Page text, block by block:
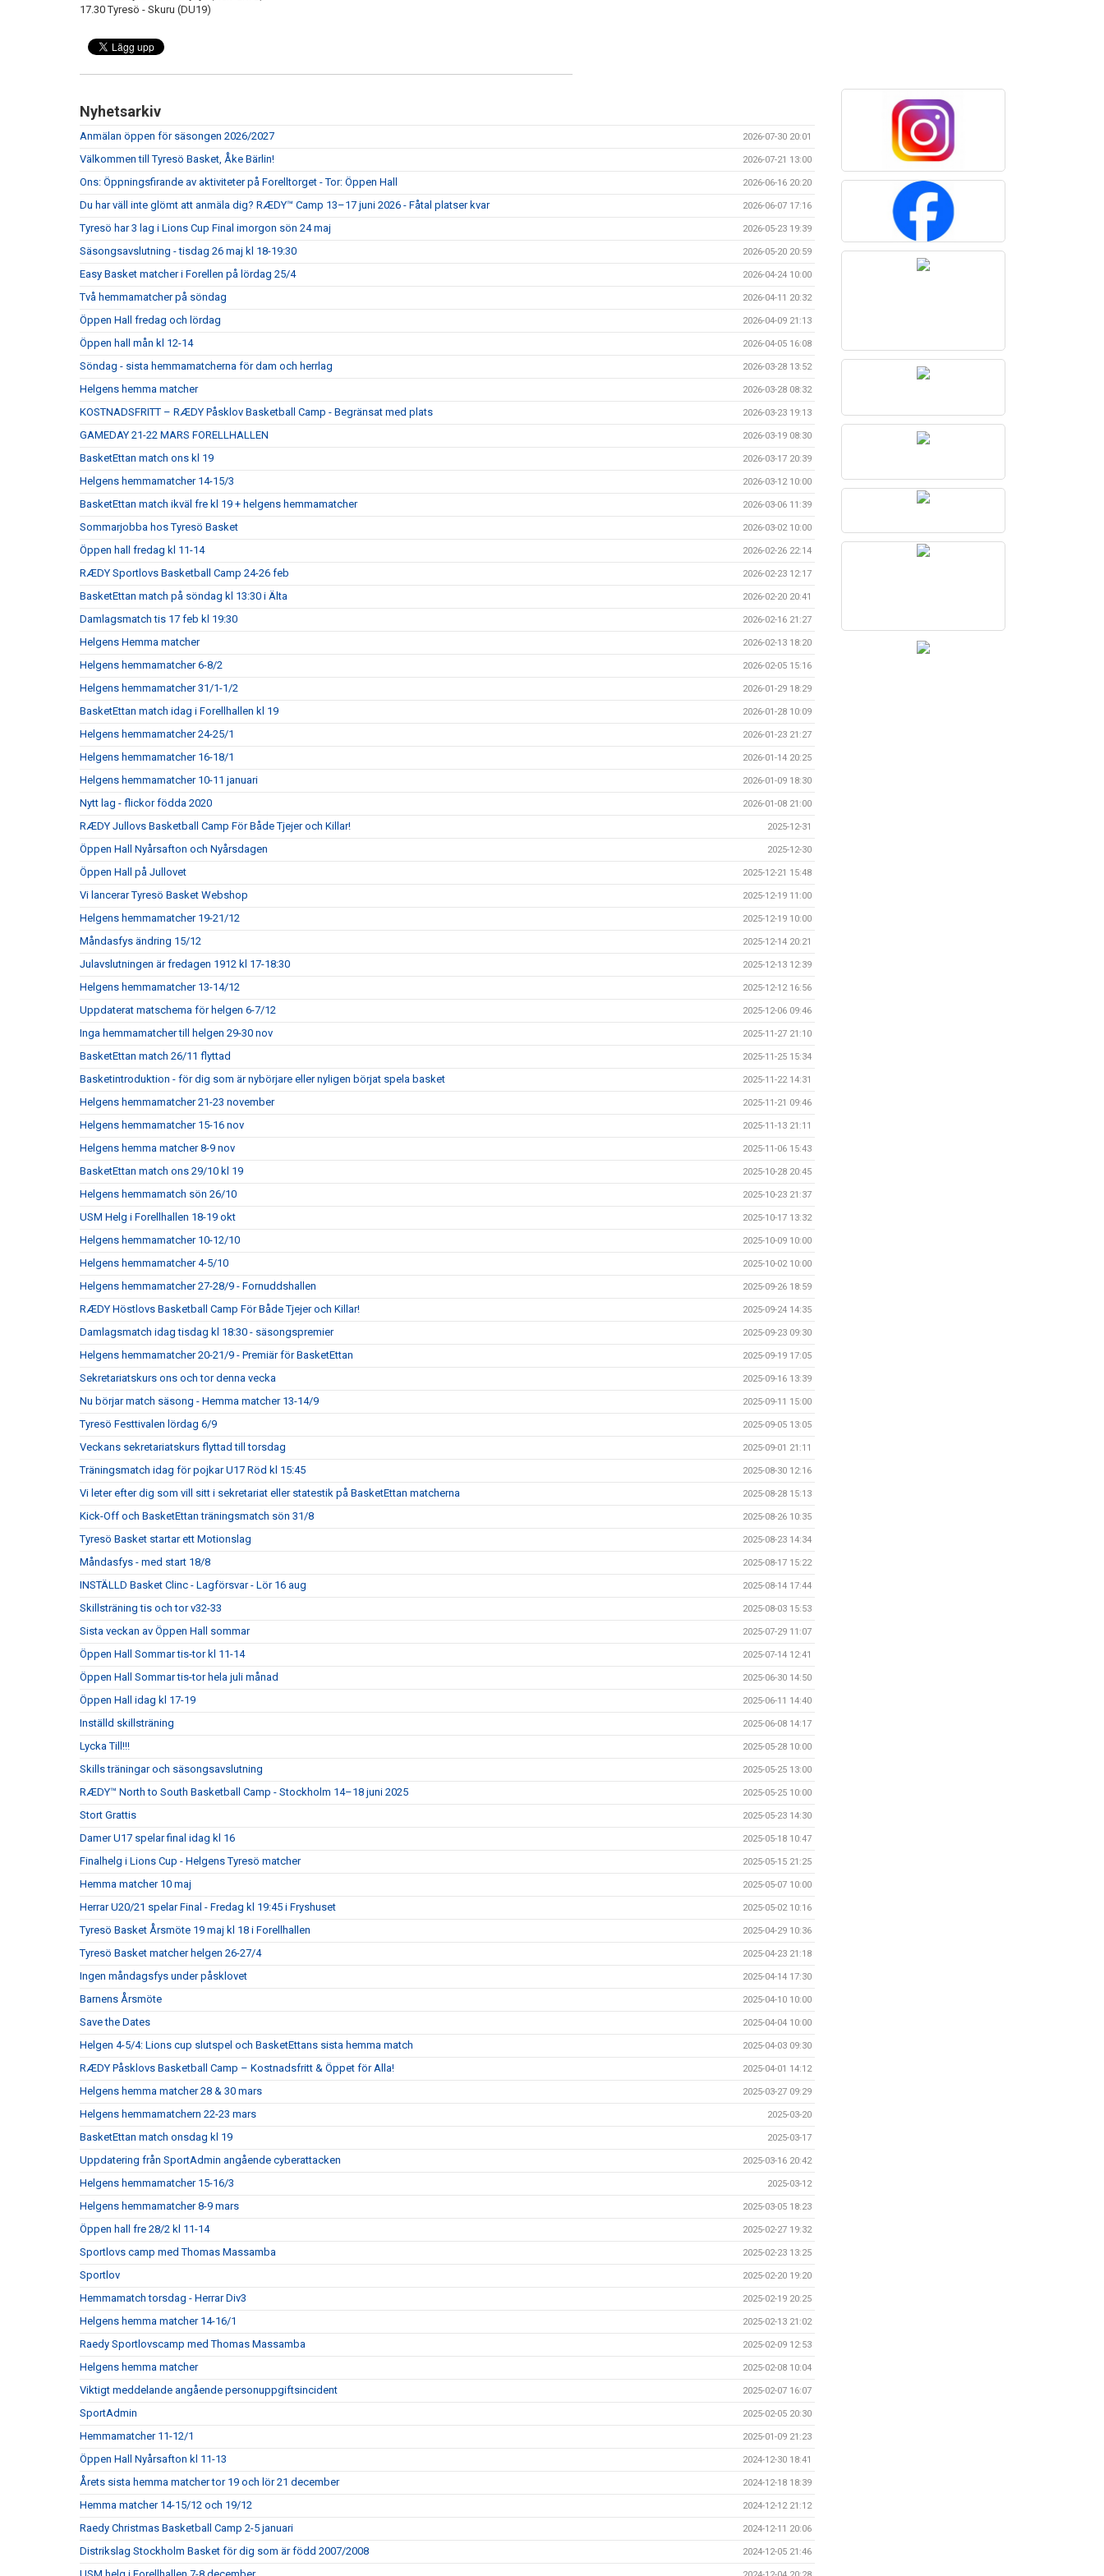
17.30 Tyresö - Skuru (DU19)
Nyhetsarkiv
Anmälan öppen för säsongen 2026/2027 2026-07-30 20:01
Välkommen till Tyresö Basket, Åke Bärlin! 2026-07-21 13:00
Ons: Öppningsfirande av aktiviteter på Forelltorget - Tor: Öppen Hall 2026-06-16 20:20
Du har väll inte glömt att anmäla dig? RÆDY™ Camp 13–17 juni 2026 - Fåtal platser kvar 2026-06-07 17:16
Tyresö har 3 lag i Lions Cup Final imorgon sön 24 maj 2026-05-23 19:39
Säsongsavslutning - tisdag 26 maj kl 18-19:30 2026-05-20 20:59
Easy Basket matcher i Forellen på lördag 25/4 2026-04-24 10:00
Två hemmamatcher på söndag 2026-04-11 20:32
Öppen Hall fredag och lördag 2026-04-09 21:13
Öppen hall mån kl 12-14 2026-04-05 16:08
Söndag - sista hemmamatcherna för dam och herrlag 2026-03-28 13:52
Helgens hemma matcher 2026-03-28 08:32
KOSTNADSFRITT – RÆDY Påsklov Basketball Camp - Begränsat med plats 2026-03-23 19:13
GAMEDAY 21-22 MARS FORELLHALLEN 2026-03-19 08:30
BasketEttan match ons kl 19 2026-03-17 20:39
Helgens hemmamatcher 14-15/3 2026-03-12 10:00
BasketEttan match ikväl fre kl 19 + helgens hemmamatcher 2026-03-06 11:39
Sommarjobba hos Tyresö Basket 2026-03-02 10:00
Öppen hall fredag kl 11-14 2026-02-26 22:14
RÆDY Sportlovs Basketball Camp 24-26 feb 2026-02-23 12:17
BasketEttan match på söndag kl 13:30 i Älta 2026-02-20 20:41
Damlagsmatch tis 17 feb kl 19:30 2026-02-16 21:27
Helgens Hemma matcher 2026-02-13 18:20
Helgens hemmamatcher 6-8/2 2026-02-05 15:16
Helgens hemmamatcher 31/1-1/2 2026-01-29 18:29
BasketEttan match idag i Forellhallen kl 19 2026-01-28 10:09
Helgens hemmamatcher 24-25/1 2026-01-23 21:27
Helgens hemmamatcher 16-18/1 2026-01-14 20:25
Helgens hemmamatcher 10-11 januari 2026-01-09 18:30
Nytt lag - flickor födda 2020 2026-01-08 21:00
RÆDY Jullovs Basketball Camp För Både Tjejer och Killar! 2025-12-31
Öppen Hall Nyårsafton och Nyårsdagen 2025-12-30
Öppen Hall på Jullovet 2025-12-21 15:48
Vi lancerar Tyresö Basket Webshop 2025-12-19 11:00
Helgens hemmamatcher 19-21/12 2025-12-19 10:00
Måndasfys ändring 15/12 2025-12-14 20:21
Julavslutningen är fredagen 1912 kl 17-18:30 2025-12-13 12:39
Helgens hemmamatcher 13-14/12 2025-12-12 16:56
Uppdaterat matschema för helgen 6-7/12 2025-12-06 09:46
Inga hemmamatcher till helgen 29-30 nov 2025-11-27 21:10
BasketEttan match 26/11 flyttad 2025-11-25 15:34
Basketintroduktion - för dig som är nybörjare eller nyligen börjat spela basket 2025-11-22 14:31
Helgens hemmamatcher 21-23 november 2025-11-21 09:46
Helgens hemmamatcher 15-16 nov 2025-11-13 21:11
Helgens hemma matcher 8-9 nov 2025-11-06 15:43
BasketEttan match ons 29/10 kl 19 2025-10-28 20:45
Helgens hemmamatch sön 26/10 2025-10-23 21:37
USM Helg i Forellhallen 18-19 okt 2025-10-17 13:32
Helgens hemmamatcher 10-12/10 2025-10-09 10:00
Helgens hemmamatcher 4-5/10 2025-10-02 10:00
Helgens hemmamatcher 27-28/9 - Fornuddshallen 2025-09-26 18:59
RÆDY Höstlovs Basketball Camp För Både Tjejer och Killar! 2025-09-24 14:35
Damlagsmatch idag tisdag kl 18:30 - säsongspremier 2025-09-23 09:30
Helgens hemmamatcher 20-21/9 - Premiär för BasketEttan 2025-09-19 17:05
Sekretariatskurs ons och tor denna vecka 2025-09-16 13:39
Nu börjar match säsong - Hemma matcher 13-14/9 2025-09-11 15:00
Tyresö Festtivalen lördag 6/9 2025-09-05 13:05
Veckans sekretariatskurs flyttad till torsdag 2025-09-01 21:11
Träningsmatch idag för pojkar U17 Röd kl 15:45 2025-08-30 12:16
Vi leter efter dig som vill sitt i sekretariat eller statestik på BasketEttan matcherna 2025-08-28 15:13
Kick-Off och BasketEttan träningsmatch sön 31/8 2025-08-26 10:35
Tyresö Basket startar ett Motionslag 2025-08-23 14:34
Måndasfys - med start 18/8 2025-08-17 15:22
INSTÄLLD Basket Clinc - Lagförsvar - Lör 16 aug 2025-08-14 17:44
Skillsträning tis och tor v32-33 2025-08-03 15:53
Sista veckan av Öppen Hall sommar 2025-07-29 11:07
Öppen Hall Sommar tis-tor kl 11-14 2025-07-14 12:41
Öppen Hall Sommar tis-tor hela juli månad 2025-06-30 14:50
Öppen Hall idag kl 17-19 2025-06-11 14:40
Inställd skillsträning 2025-06-08 14:17
Lycka Till!!! 2025-05-28 10:00
Skills träningar och säsongsavslutning 2025-05-25 13:00
RÆDY™ North to South Basketball Camp - Stockholm 14–18 juni 2025 2025-05-25 10:00
Stort Grattis 2025-05-23 14:30
Damer U17 spelar final idag kl 16 2025-05-18 10:47
Finalhelg i Lions Cup - Helgens Tyresö matcher 2025-05-15 21:25
Hemma matcher 10 maj 2025-05-07 10:00
Herrar U20/21 spelar Final - Fredag kl 19:45 i Fryshuset 2025-05-02 10:16
Tyresö Basket Årsmöte 19 maj kl 18 i Forellhallen 2025-04-29 10:36
Tyresö Basket matcher helgen 26-27/4 2025-04-23 21:18
Ingen måndagsfys under påsklovet 2025-04-14 17:30
Barnens Årsmöte 2025-04-10 10:00
Save the Dates 2025-04-04 10:00
Helgen 4-5/4: Lions cup slutspel och BasketEttans sista hemma match 2025-04-03 09:30
RÆDY Påsklovs Basketball Camp – Kostnadsfritt & Öppet för Alla! 2025-04-01 14:12
Helgens hemma matcher 28 & 30 mars 2025-03-27 09:29
Helgens hemmamatchern 22-23 mars 2025-03-20
BasketEttan match onsdag kl 19 2025-03-17
Uppdatering från SportAdmin angående cyberattacken 2025-03-16 20:42
Helgens hemmamatcher 15-16/3 2025-03-12
Helgens hemmamatcher 8-9 mars 2025-03-05 18:23
Öppen hall fre 28/2 kl 11-14 2025-02-27 19:32
Sportlovs camp med Thomas Massamba 2025-02-23 13:25
Sportlov 2025-02-20 19:20
Hemmamatch torsdag - Herrar Div3 2025-02-19 20:25
Helgens hemma matcher 14-16/1 2025-02-13 21:02
Raedy Sportlovscamp med Thomas Massamba 2025-02-09 12:53
Helgens hemma matcher 2025-02-08 10:04
Viktigt meddelande angående personuppgiftsincident 2025-02-07 16:07
SportAdmin 2025-02-05 20:30
Hemmamatcher 11-12/1 2025-01-09 21:23
Öppen Hall Nyårsafton kl 11-13 2024-12-30 18:41
Årets sista hemma matcher tor 19 och lör 21 december 2024-12-18 18:39
Hemma matcher 14-15/12 och 19/12 2024-12-12 21:12
Raedy Christmas Basketball Camp 2-5 januari 2024-12-11 20:06
Distrikslag Stockholm Basket för dig som är född 2007/2008 2024-12-05 21:46